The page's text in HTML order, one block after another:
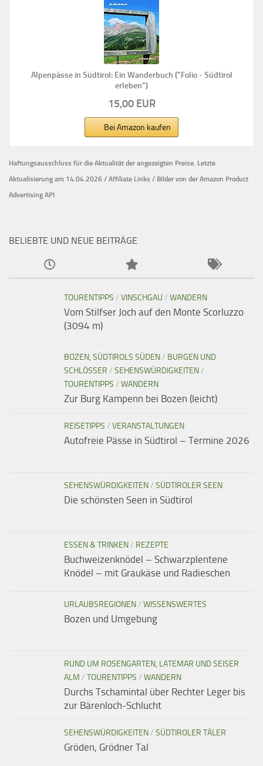
Alpenpässe in Südtirol: Ein Wanderbuch ("Folio - Südtirol
erleben")
15,00 EUR
Bei Amazon kaufen
Haftungsausschluss für die Aktualität der angezeigten Preise. Letzte
Aktualisierung am 14.04.2026 / Affiliate Links / Bilder von der Amazon Product
Advertising API
BELIEBTE UND NEUE BEITRÄGE
TOURENTIPPS / VINSCHGAU / WANDERN
Vom Stilfser Joch auf den Monte Scorluzzo
(3094 m)
BOZEN, SÜDTIROLS SÜDEN/ BURGEN UND
SCHLÖSSER / SEHENSWÜRDIGKEITEN/
TOURENTIPPS / WANDERN
Zur Burg Kampenn bei Bozen (leicht)
REISETIPPS / VERANSTALTUNGEN
Autofreie Pässe in Südtirol – Termine 2026
SEHENSWÜRDIGKEITEN/ SÜDTIROLER SEEN
Die schönsten Seen in Südtirol
ESSEN & TRINKEN/ REZEPTE
Buchweizenknödel – Schwarzplentene
Knödel – mit Graukäse und Radieschen
URLAUBSREGIONEN/ WISSENSWERTES
Bozen und Umgebung
RUND UM ROSENGARTEN, LATEMAR UND SEISER
ALM / TOURENTIPPS / WANDERN
Durchs Tschamintal über Rechter Leger bis
zur Bärenloch-Schlucht
SEHENSWÜRDIGKEITEN/ SÜDTIROLER TÄLER
Gröden, Grödner Tal